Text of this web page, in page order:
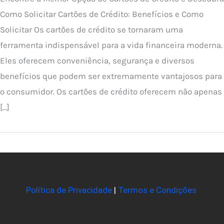
Como Solicitar Cartões de Crédito: Benefícios e Como
Solicitar Os cartões de crédito se tornaram uma
ferramenta indispensável para a vida financeira moderna.
Eles oferecem conveniência, segurança e diversos
benefícios que podem ser extremamente vantajosos para
o consumidor. Os cartões de crédito oferecem não apenas
[…]
Política de Privacidade| Termos e Condições